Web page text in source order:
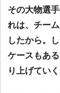
その大物選
れは、チー
したから。
ケースもあ
り上げていく